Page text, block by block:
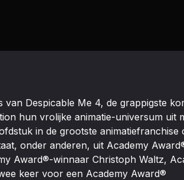
van Despicable Me 4, de grappigste
hun vrolijke animatie-universum uit
in de grootste animatiefranchise
onder anderen, uit Academy
Award®-winnaar Christoph Waltz,
keer voor een Academy Award®